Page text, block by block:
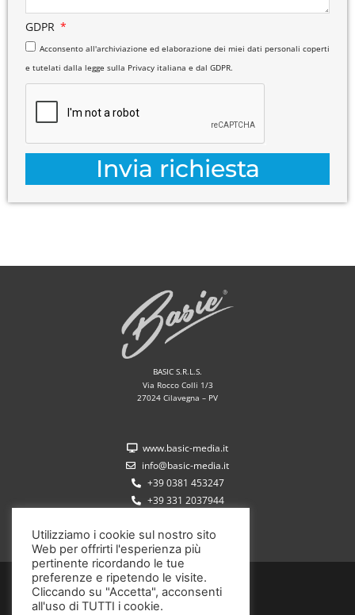
GDPR
Acconsento all'archiviazione ed elaborazione dei miei dati personali coperti
e tutelati dalla legge sulla Privacy italiana e dal GDPR.
Invia richiesta
BASIC S.R.L.S.
Via Rocco Colli 1/3
27024 Cilavegna – PV
www.basic-media.it
info@basic-media.it
+39 0381 453247
+39 331 2037944
P.IVA 02572350185
Copyright ©2020 Basic S.r.l.s.
Utilizziamo i cookie sul nostro sito
Web per offrirti l'esperienza più
pertinente ricordando le tue
preferenze e ripetendo le visite.
Cliccando su "Accetta", acconsenti
all'uso di TUTTI i cookie.